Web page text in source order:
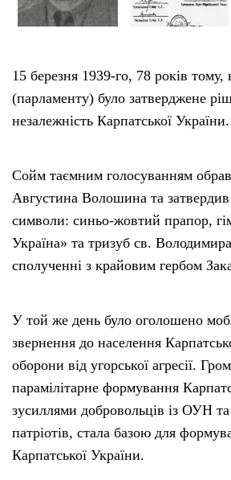
Довідник
Контакти
Рекламні прайси
Редакційна політика
Етичний кодекс
15 березня 1939-го, 78 років тому,
(парламенту) було затверджене
незалежність Карпатської України.
Сойм таємним голосуванням
Августина Волошина та
символи: синьо-жовтий прапор,
Україна» та тризуб св.
сполученні з крайовим гербом
У той же день було оголошено
звернення до населення
оборони від угорської агресії.
парамілітарне формування
зусиллями добровольців із ОУН
патріотів, стала базою для
Карпатської України.